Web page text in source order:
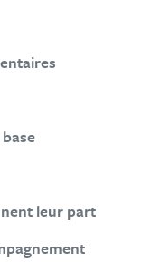
leur part